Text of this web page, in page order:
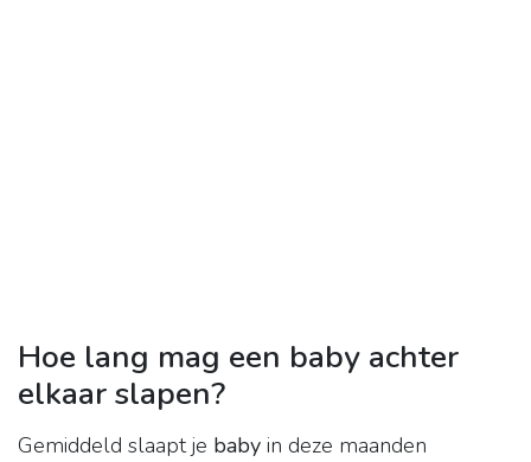
Hoe lang mag een baby achter
elkaar slapen?
Gemiddeld slaapt je baby in deze maanden